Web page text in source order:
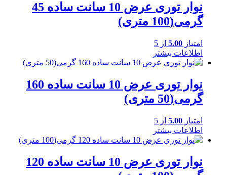
نوار توری عرض 10 سانت ساده 45
گرمی(100 متری)
امتیاز 5.00 از 5
اطلاعات بیشتر
نوار توری عرض 10 سانت ساده 160
گرمی(50 متری)
امتیاز 5.00 از 5
اطلاعات بیشتر
نوار توری عرض 10 سانت ساده 120